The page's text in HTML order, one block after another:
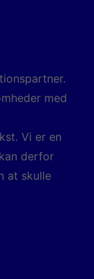
med
Vi er en
derfor
at skulle